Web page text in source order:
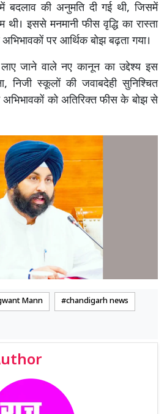
की अनुमति दी गई थी, जिसमें
थी। इससे मनमानी फीस वृद्धि का रास्ता
पर आर्थिक बोझ बढ़ता गया।
लाए जाने वाले नए कानून का उद्देश्य इस
निजी स्कूलों की जवाबदेही सुनिश्चित
अभिभावकों को अतिरिक्त फीस के बोझ से
Mann chandigarh news